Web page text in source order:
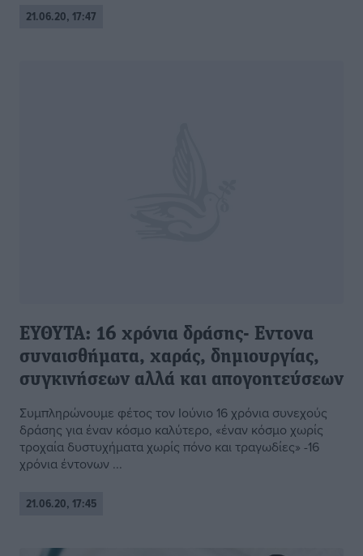
21.06.20, 17:47
ΕΥΘΥΤΑ: 16 χρόνια δράσης- Εντονα
συναισθήματα, χαράς, δημιουργίας,
συγκινήσεων αλλά και απογοητεύσεων
Συμπληρώνουμε φέτος τον Ιούνιο 16 χρόνια συνεχούς
δράσης για έναν κόσμο καλύτερο, «έναν κόσμο χωρίς
τροχαία δυστυχήματα χωρίς πόνο και τραγωδίες» -16
χρόνια έντονων ...
21.06.20, 17:45